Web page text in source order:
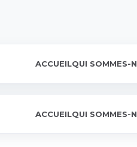
ACCUEILQUI SOMMES-
ACCUEILQUI SOMMES-